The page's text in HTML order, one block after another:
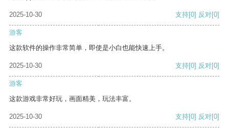
2025-10-30 支持[0] 反对[0]
游客
这款软件的操作非常简单，即使是小白也能快速上手。
2025-10-30 支持[0] 反对[0]
游客
这款游戏非常好玩，画面精美，玩法丰富。
2025-10-30 支持[0] 反对[0]